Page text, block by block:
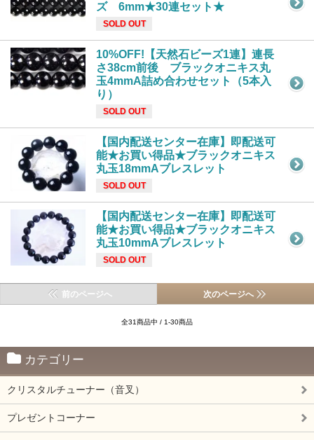
ズ 6mm★30連セット★
SOLD OUT
10%OFF!【天然石ビーズ1連】連長
さ38cm前後 ブラックオニキス丸
玉4mmA詰め合わせセット（5本入
り）
SOLD OUT
【国内配送センター在庫】即配送可
能★お買い得品★ブラックオニキス
丸玉18mmAブレスレット
SOLD OUT
【国内配送センター在庫】即配送可
能★お買い得品★ブラックオニキス
丸玉10mmAブレスレット
SOLD OUT
前のページへ 次のページへ
全31商品中 / 1-30商品
カテゴリー
クリスタルチューナー（音叉）
プレゼントコーナー